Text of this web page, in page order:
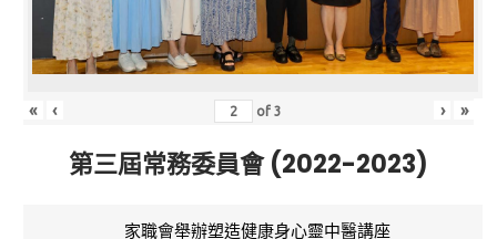
« ‹ of3 › »
第三屆常務委員會 (2022-2023)
家職會舉辦塑造健康身心靈中醫講座